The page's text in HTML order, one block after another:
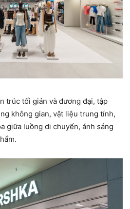
trúc tối giản và đương đại, tập
không gian, vật liệu trung tính,
giữa luồng di chuyển, ánh sáng